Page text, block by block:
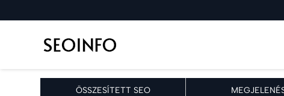
ÖSSZESÍTETT SEO